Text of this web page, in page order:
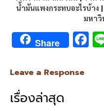
น้ำมันแพงกระทบอะไรบ้าง |
มหาวิ
Share F
Leave a Response
เรื่องล่าสุด